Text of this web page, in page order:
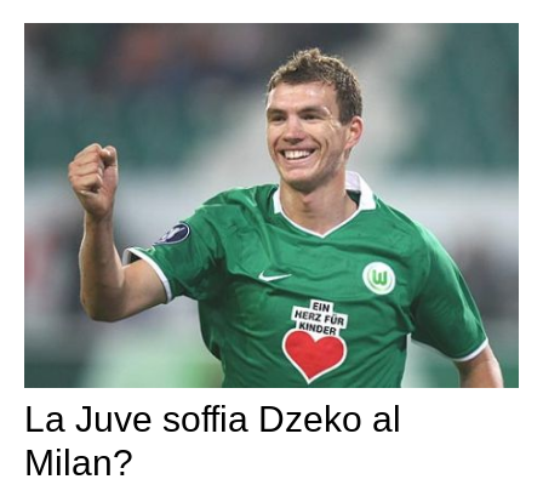
La Juve soffia Dzeko al
Milan?